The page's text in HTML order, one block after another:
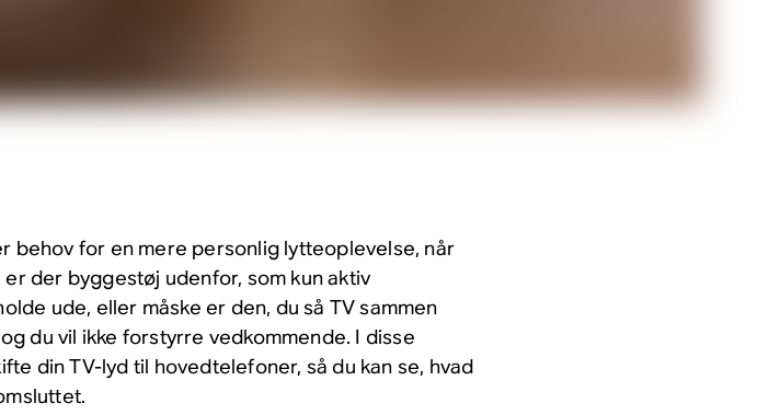
behov for en mere personlig lytteoplevelse, når
er der byggestøj udenfor, som kun aktiv
ude, eller måske er den, du så TV sammen
du vil ikke forstyrre vedkommende. I disse
din TV-lyd til hovedtelefoner, så du kan se, hvad